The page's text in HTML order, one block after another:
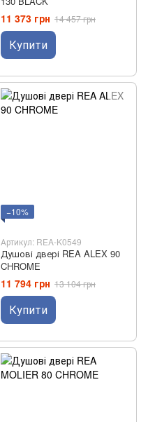
11 373 грн 14 457 грн
Купити
−10%
Артикул: REA-K0549
Душові двері REA ALEX 90
CHROME
11 794 грн 13 104 грн
Купити